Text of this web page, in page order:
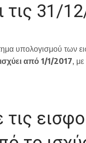
τις 31/
υπολογισμού
από 1/1/2017,
τις